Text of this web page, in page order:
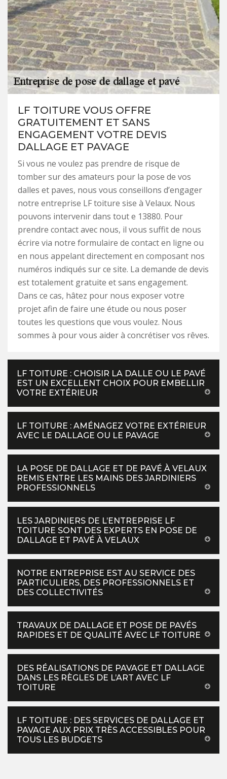
LF TOITURE VOUS OFFRE
GRATUITEMENT ET SANS
ENGAGEMENT VOTRE DEVIS
DALLAGE ET PAVAGE
Si vous ne voulez pas prendre de risque de
tomber sur des amateurs pour la pose de vos
dalles et paves, nous vous conseillons d’engager
notre entreprise LF toiture sise à Velaux. Nous
pouvons intervenir dans tout e 13880. Pour
prendre contact avec nous, il vous suffit de nous
écrire via notre formulaire de contact en ligne ou
en nous appelant directement en composant nos
numéros indiqués sur ce site. La demande de devis
est totalement gratuite et sans engagement.
Dans ce cas, hâtez pour nous exposer votre
projet afin de faire une étude ou nous poser
toutes les questions que vous voulez. Nous
sommes à pour vous aider à concrétiser vos rêves.
LF TOITURE : CHOISIR LA DALLE OU LE PAVÉ
EST UN EXCELLENT CHOIX POUR EMBELLIR
VOTRE EXTÉRIEUR
LF TOITURE : AMÉNAGEZ VOTRE EXTÉRIEUR
AVEC LE DALLAGE OU LE PAVAGE
LA POSE DE DALLAGE ET DE PAVÉ À VELAUX
REMIS ENTRE LES MAINS DES JARDINIERS
PROFESSIONNELS
LES JARDINIERS DE L’ENTREPRISE LF
TOITURE SONT DES EXPERTS EN POSE DE
DALLAGE ET PAVÉ À VELAUX
NOTRE ENTREPRISE EST AU SERVICE DES
PARTICULIERS, DES PROFESSIONNELS ET
DES COLLECTIVITÉS
TRAVAUX DE DALLAGE ET POSE DE PAVÉS
RAPIDES ET DE QUALITÉ AVEC LF TOITURE
DES RÉALISATIONS DE PAVAGE ET DALLAGE
DANS LES RÈGLES DE L’ART AVEC LF
TOITURE
LF TOITURE : DES SERVICES DE DALLAGE ET
PAVAGE AUX PRIX TRÈS ACCESSIBLES POUR
TOUS LES BUDGETS